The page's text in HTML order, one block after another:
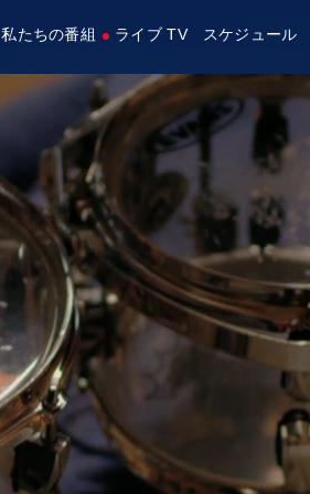
私たちの番組 ライブ TV スケジュール